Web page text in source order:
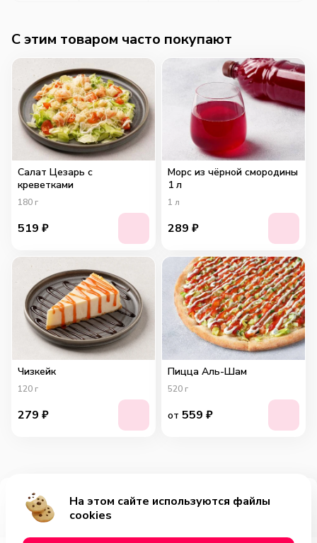
Добавить за 849₽
C этим товаром часто покупают
Салат Цезарь с
креветками
180 г
519 ₽
Морс из чёрной смородины
1 л
1 л
289 ₽
Чизкейк
120 г
279 ₽
Пицца Аль-Шам
520 г
от 559 ₽
На этом сайте используются файлы
cookies